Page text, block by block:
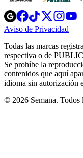
Opens
in
new
Opens
in
new
Opens
in
new
window
Opens
new
Aviso de Privacidad
new
Todas las marcas
respectiva o de
Se prohíbe la
contenidos que aquí
idioma sin autorización
© 2026 Semana. Todos